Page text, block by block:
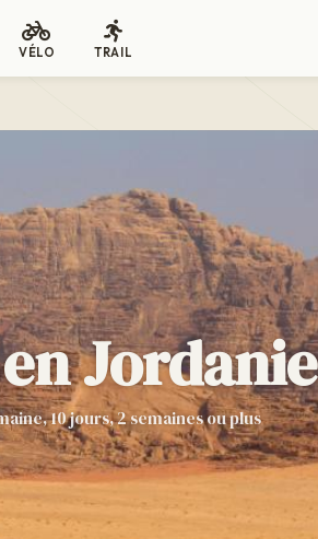
VÉLO TRAIL
Jordanie
10 jours, 2 semaines ou plus